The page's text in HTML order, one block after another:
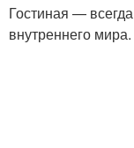
Гостиная —
внутреннего мира.